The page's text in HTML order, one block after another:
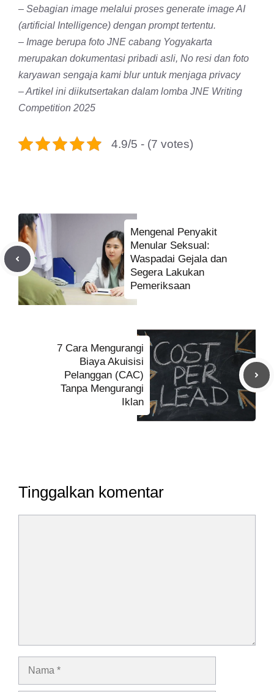
– Sebagian image melalui proses generate image AI
(artificial Intelligence) dengan prompt tertentu.
– Image berupa foto JNE cabang Yogyakarta
merupakan dokumentasi pribadi asli, No resi dan foto
karyawan sengaja kami blur untuk menjaga privacy
– Artikel ini diikutsertakan dalam lomba JNE Writing
Competition 2025
4.9/5 - (7 votes)
Mengenal Penyakit
Menular Seksual:
Waspadai Gejala dan
Segera Lakukan
Pemeriksaan
7 Cara Mengurangi
Biaya Akuisisi
Pelanggan (CAC)
Tanpa Mengurangi
Iklan
Tinggalkan komentar
Nama